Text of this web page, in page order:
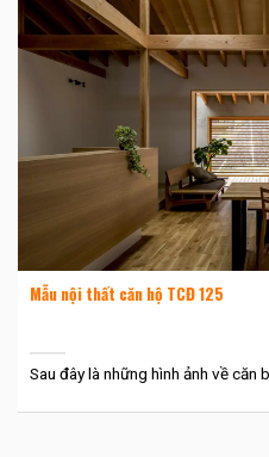
Mẫu nội thất căn hộ TCĐ 125
Sau đây là những hình ảnh về